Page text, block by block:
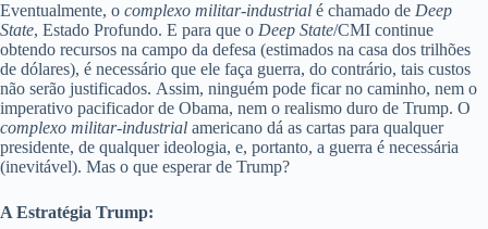
Eventualmente, o complexo militar-industrial é chamado de Deep
State, Estado Profundo. E para que o Deep State/CMI continue
obtendo recursos na campo da defesa (estimados na casa dos trilhões
de dólares), é necessário que ele faça guerra, do contrário, tais custos
não serão justificados. Assim, ninguém pode ficar no caminho, nem o
imperativo pacificador de Obama, nem o realismo duro de Trump. O
complexo militar-industrial americano dá as cartas para qualquer
presidente, de qualquer ideologia, e, portanto, a guerra é necessária
(inevitável). Mas o que esperar de Trump?
A Estratégia Trump: